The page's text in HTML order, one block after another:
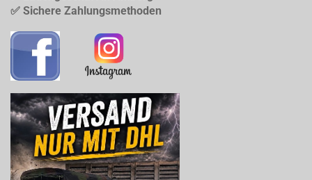
✅ Sichere Zahlungsmethoden